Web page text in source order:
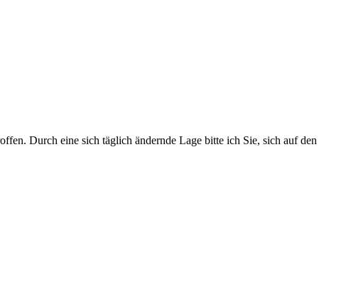
Durch eine sich täglich ändernde Lage bitte ich Sie, sich auf den